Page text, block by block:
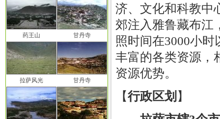
药王山 甘丹寺
拉萨风光 甘丹寺
济、文化和科教中
郊注入雅鲁藏布江
照时间在3000小
丰富的各类资源，
资源优势。
【行政区划 】